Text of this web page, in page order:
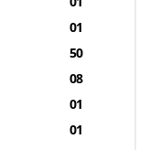
01
50
08
01
01